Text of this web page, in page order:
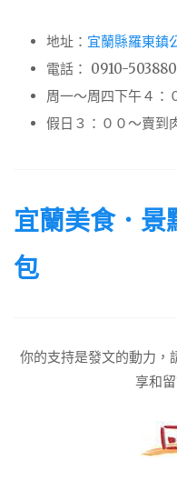
地址： 宜蘭縣羅東鎮
電話： 0910-
周一～周四下午４：
假日３：００～賣到
宜蘭美食．景
包
你的支持是發文的動力，
享和